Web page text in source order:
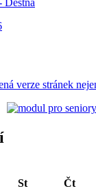
Deštná
verze stránek
St Čt